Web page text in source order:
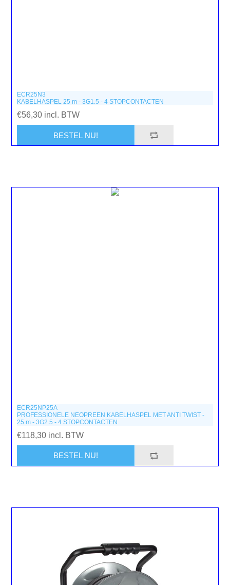
ECR25N3
KABELHASPEL 25 m - 3G1.5 - 4 STOPCONTACTEN
€56,30 incl. BTW
ECR25NP25A
PROFESSIONELE NEOPREEN KABELHASPEL MET ANTI TWIST -
25 m - 3G2.5 - 4 STOPCONTACTEN
€118,30 incl. BTW